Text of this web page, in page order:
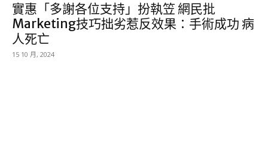
實惠「多謝各位支持」扮執笠 網民批
Marketing技巧拙劣惹反效果：手術成功 病
人死亡
15 10 月, 2024